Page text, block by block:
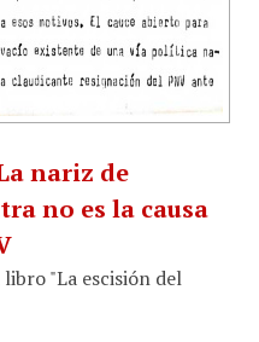
nariz de
no es la causa
"La escisión del